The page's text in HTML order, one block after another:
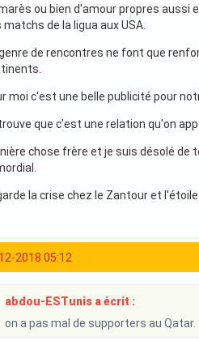
ou bien d'amour propres aussi
matchs de la ligua aux USA.
de rencontres ne font que
moi c'est une belle publicité pour
que c'est une relation qu'on
chose frère et je suis désolé
la crise chez le Zantour et
2018 05:12
abdou-ESTunis a écrit :
on a pas mal de supporters au Qatar.